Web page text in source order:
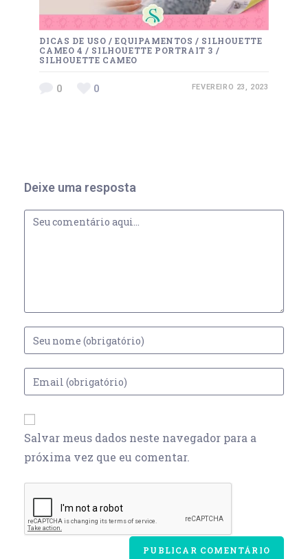
DICAS DE USO /EQUIPAMENTOS / SILHOUETTE
CAMEO 4 / SILHOUETTE PORTRAIT 3 /
SILHOUETTE CAMEO
0 0 FEVEREIRO 23, 2023
Deixe uma resposta
Salvar meus dados neste navegador para a
próxima vez que eu comentar.